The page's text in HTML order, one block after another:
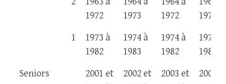
1972
1973
1972
1973
1
1973 à
1982
1974 à
1983
1974 à
1982
1975 à
1983
Seniors
2001 et
2002 et
2003 et
2004